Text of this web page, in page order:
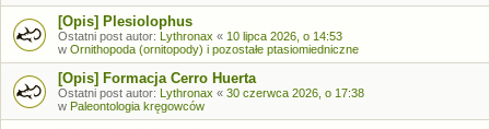
[Opis] Plesiolophus
Ostatni post autor: Lythronax « 10 lipca 2026, o 14:53
w Ornithopoda (ornitopody) i pozostałe ptasiomiedniczne
[Opis] Formacja Cerro Huerta
Ostatni post autor: Lythronax « 30 czerwca 2026, o 17:38
w Paleontologia kręgowców